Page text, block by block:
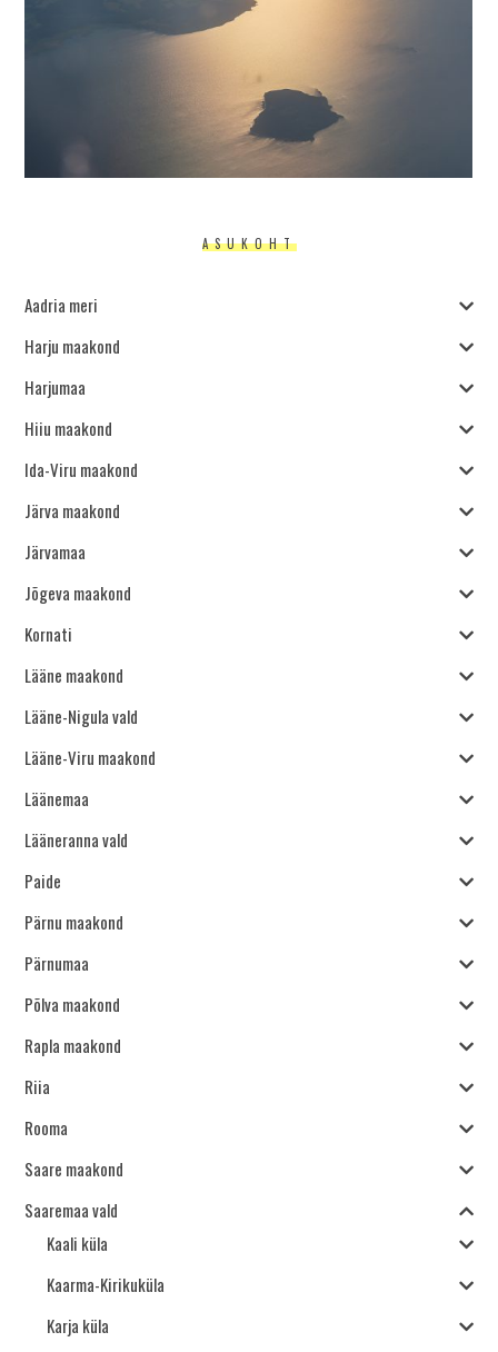
ASUKOHT
Aadria meri
Harju maakond
Harjumaa
Hiiu maakond
Ida-Viru maakond
Järva maakond
Järvamaa
Jõgeva maakond
Kornati
Lääne maakond
Lääne-Nigula vald
Lääne-Viru maakond
Läänemaa
Lääneranna vald
Paide
Pärnu maakond
Pärnumaa
Põlva maakond
Rapla maakond
Riia
Rooma
Saare maakond
Saaremaa vald
Kaali küla
Kaarma-Kirikuküla
Karja küla